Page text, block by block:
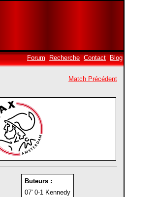
Forum Recherche Contact Blog
Match Précédent
Buteurs :
07' 0-1 Kennedy